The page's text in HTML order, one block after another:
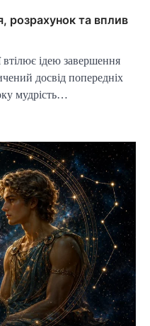
розрахунок та вплив
ідею завершення
досвід попередніх
мудрість…